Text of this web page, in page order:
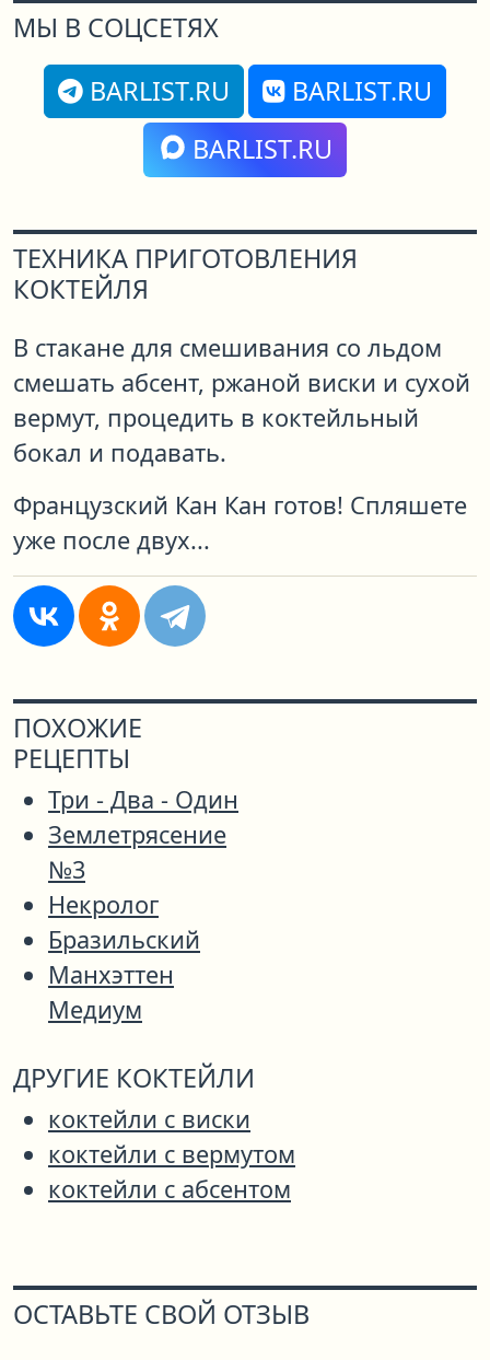
МЫ В СОЦСЕТЯХ
BARLIST.RU
BARLIST.RU
BARLIST.RU
ТЕХНИКА ПРИГОТОВЛЕНИЯ
КОКТЕЙЛЯ
В стакане для смешивания со льдом
смешать абсент, ржаной виски и сухой
вермут, процедить в коктейльный
бокал и подавать.
Французский Кан Кан готов! Спляшете
уже после двух...
ПОХОЖИЕ
РЕЦЕПТЫ
Три - Два - Один
Землетрясение
№3
Некролог
Бразильский
Манхэттен
Медиум
ДРУГИЕ КОКТЕЙЛИ
коктейли с виски
коктейли с вермутом
коктейли с абсентом
ОСТАВЬТЕ СВОЙ ОТЗЫВ